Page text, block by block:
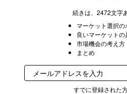
続きは、2472文字
マーケット選択の
良いマーケットの
市場機会の考え方
まとめ
すでに登録された